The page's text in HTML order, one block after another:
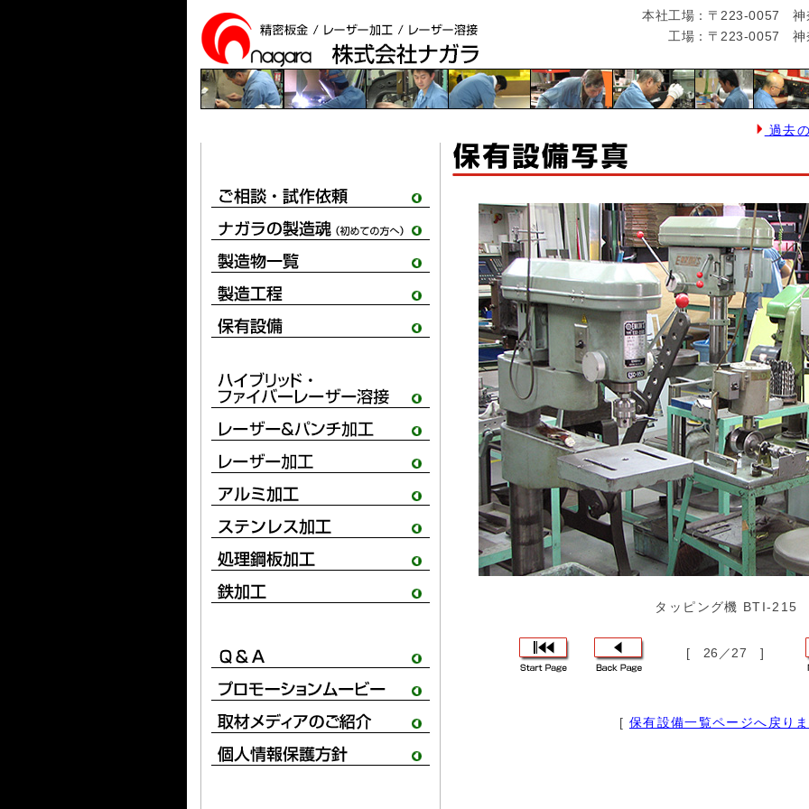
本社工場：〒223-0057 神
工場：〒223-0057 神
過去
タッピング機 BTI-215
[ 26／27 ]
[ 保有設備一覧ページへ戻り